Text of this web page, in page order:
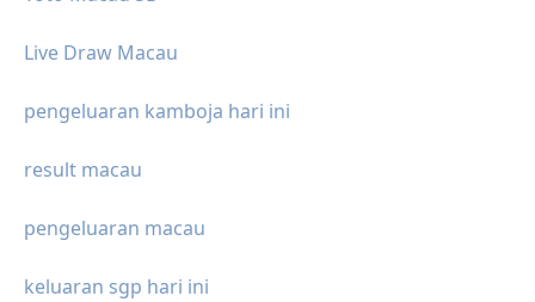
Live Draw Macau
pengeluaran kamboja hari ini
result macau
pengeluaran macau
keluaran sgp hari ini